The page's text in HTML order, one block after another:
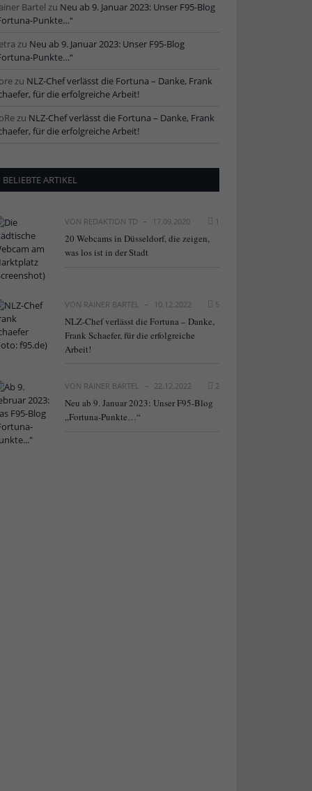
Bartel zu Neu ab 9. Januar 2023: Unser F95-Blog
Punkte…“
zu Neu ab 9. Januar 2023: Unser F95-Blog
Punkte…“
zu NLZ-Chef verlässt die Fortuna – Danke, Frank
für die erfolgreiche Arbeit!
zu NLZ-Chef verlässt die Fortuna – Danke, Frank
für die erfolgreiche Arbeit!
BELIEBTE ARTIKEL
VON REDAKTION TD 17.09.2020 1
20 Webcams in Düsseldorf, die zeigen,
was los ist in der Stadt
VON RAINER BARTEL 10.12.2022 5
NLZ-Chef verlässt die Fortuna – Danke,
Frank Schaefer, für die erfolgreiche
Arbeit!
VON RAINER BARTEL 22.12.2022 2
Neu ab 9. Januar 2023: Unser F95-Blog
„Fortuna-Punkte…“